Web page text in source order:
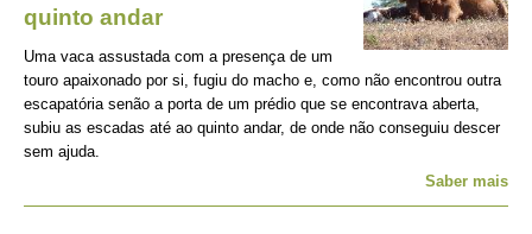
quinto andar
Uma vaca assustada com a presença de um
touro apaixonado por si, fugiu do macho e, como não encontrou outra
escapatória senão a porta de um prédio que se encontrava aberta,
subiu as escadas até ao quinto andar, de onde não conseguiu descer
sem ajuda.
Saber mais